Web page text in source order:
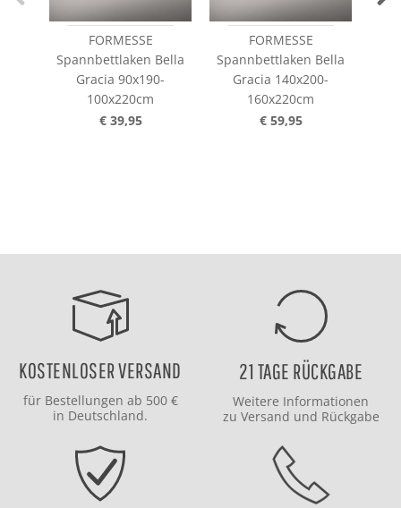
FORMESSE
Spannbettlaken Bella
Gracia 90x190-
100x220cm
€ 39,95
FORMESSE
Spannbettlaken Bella
Gracia 140x200-
160x220cm
€ 59,95
KOSTENLOSER VERSAND
für Bestellungen ab 500 €
in Deutschland.
21 TAGE RÜCKGABE
Weitere Informationen
zu Versand und Rückgabe